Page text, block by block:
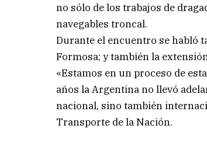
no sólo de los trabajos de
navegables troncal.
Durante el encuentro se habló
Formosa; y también la
«Estamos en un proceso de
años la Argentina no llevó
nacional, sino también
Transporte de la Nación.